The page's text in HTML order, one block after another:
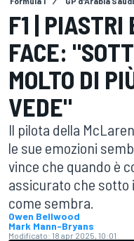
F1 | PIASTRI
FACE:
MOLTO DI
VEDE"
Il pilota della
le sue emozioni
vince che quando è
assicurato che sotto
come sembra.
Owen Bellwood
Mark Mann-Bryans
Modificato: 18 apr 2025, 10:01